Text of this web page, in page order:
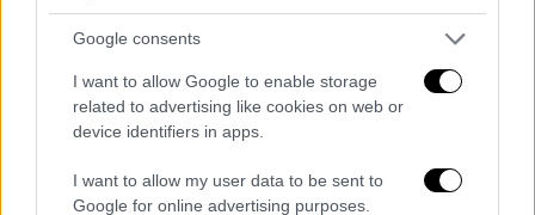
Google consents
I want to allow Google to enable storage
related to advertising like cookies on web or
device identifiers in apps.
I want to allow my user data to be sent to
Google for online advertising purposes.
έδειξες ενδιαφέρον, που ήσουν τόσο
περίεργος να μάθεις περισσότερα γι’ αυτές
τις γυναίκες ώστε να διηγηθείς την ιστορία
τους. Σε όλο το καστ και το συνεργείο του
Emilia Perez, μοιράζομαι αυτό το βραβείο
μαζί σας».